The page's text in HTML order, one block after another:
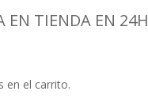
EN TIENDA EN 24H
en el carrito.